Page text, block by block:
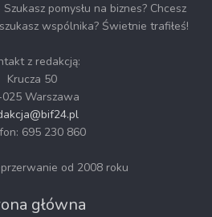
pomysłu na biznes? Chcesz
wspólnika? Świetnie trafiłeś!
z redakcją:
Krucza 50
Warszawa
695 230 860
od 2008 roku
główna